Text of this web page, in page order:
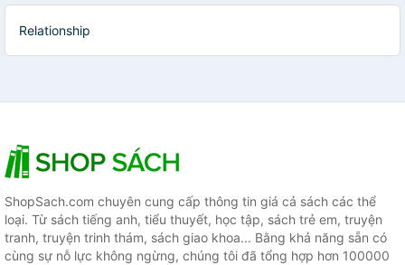
Relationship
ShopSach.com chuyên cung cấp thông tin giá cả sách các thể
loại. Từ sách tiếng anh, tiểu thuyết, học tập, sách trẻ em, truyện
tranh, truyện trinh thám, sách giao khoa... Bằng khả năng sẵn có
cùng sự nỗ lực không ngừng, chúng tôi đã tổng hợp hơn 100000